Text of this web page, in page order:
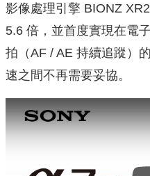
影像處理引擎 BIONZ
5.6 倍，並首度實現在電
拍（AF / AE 持續追蹤）
速之間不再需要妥協。